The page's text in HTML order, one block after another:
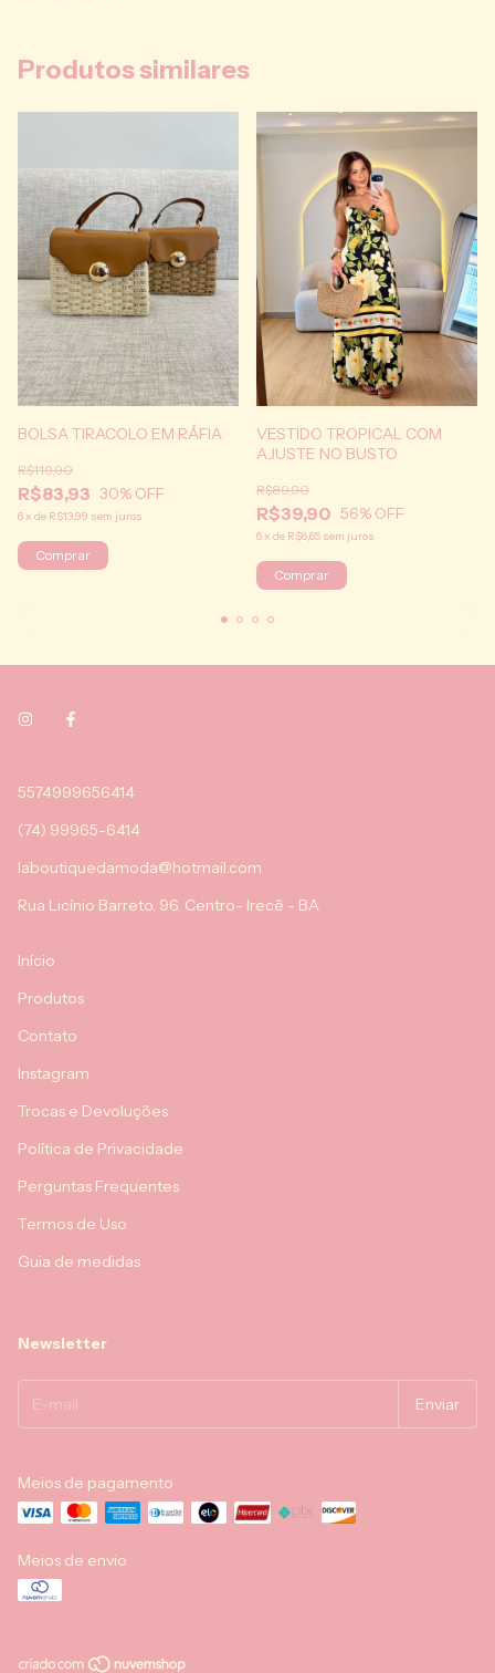
Produtos similares
BOLSA TIRACOLO EM RÁFIA
R$83,93
R$119,90
30% OFF
6 x de R$13,99 sem juros
Comprar
VESTIDO TROPICAL COM
AJUSTE NO BUSTO
R$39,90
R$89,90
56% OFF
6 x de R$6,65 sem juros
Comprar
5574999656414
(74) 99965-6414
laboutiquedamoda@hotmail.com
Rua Licínio Barreto, 96. Centro- Irecê - BA
Início
Produtos
Contato
Instagram
Trocas e Devoluções
Política de Privacidade
Perguntas Frequentes
Termos de Uso
Guia de medidas
Newsletter
Meios de pagamento
Meios de envio